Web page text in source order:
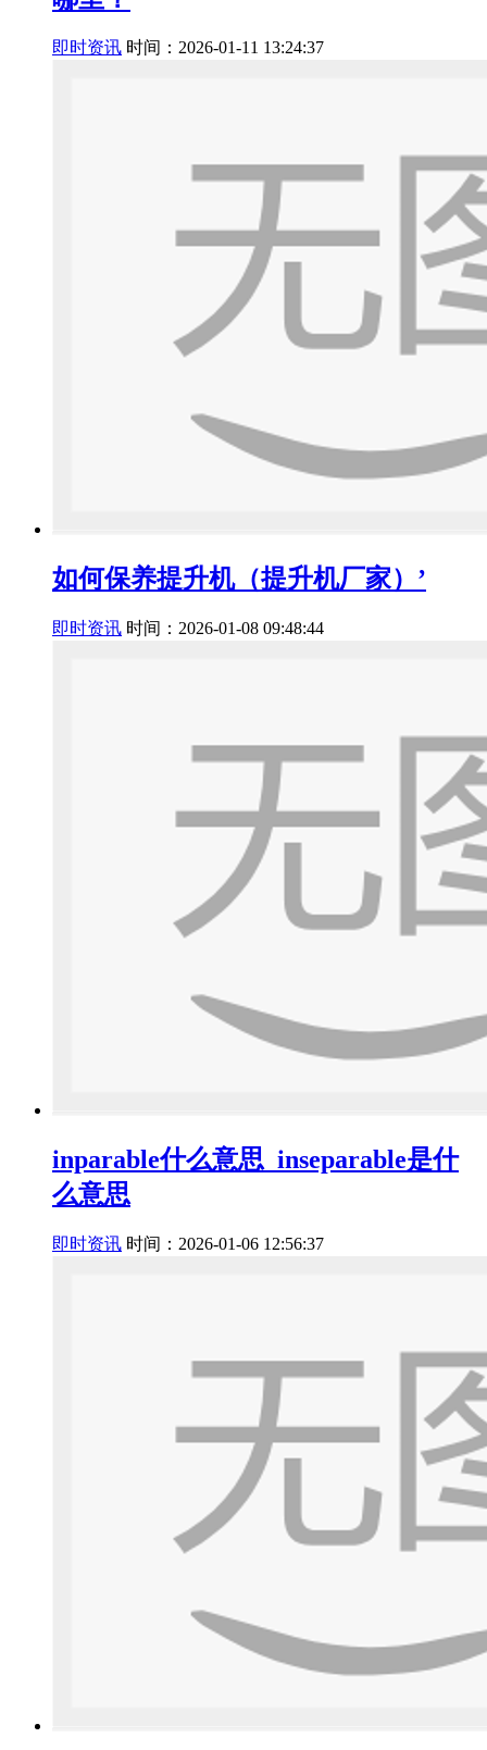
即时资讯 时间：2026-01-11 13:24:37
如何保养提升机（提升机厂家）’
即时资讯 时间：2026-01-08 09:48:44
inparable什么意思_inseparable是什
么意思
即时资讯 时间：2026-01-06 12:56:37